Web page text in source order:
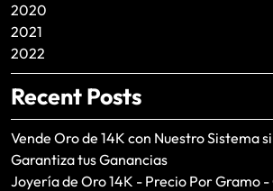
2020
2021
2022
Recent Posts
Vende Oro de 14K con Nuestro Sistema
Garantiza tus Ganancias
Joyería de Oro 14K - Precio Por Gramo